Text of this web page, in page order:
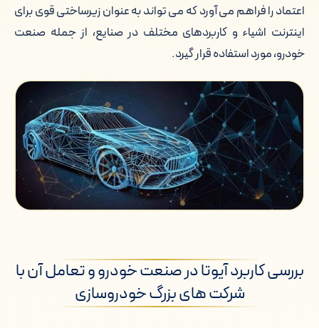
اعتماد را فراهم می آورد که می تواند به عنوان زیرساختی قوی برای
اینترنت اشیاء و کاربردهای مختلف در صنایع، از جمله صنعت
خودرو، مورد استفاده قرار گیرد.
بررسی کاربرد آیوتا در صنعت خودرو و تعامل آن با
شرکت های بزرگ خودروسازی